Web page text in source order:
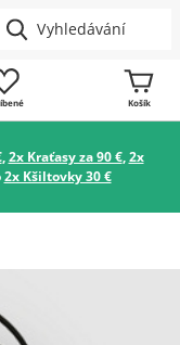
Košík
,2x Kraťasy za 90 €,2x
2x Kšiltovky 30 €